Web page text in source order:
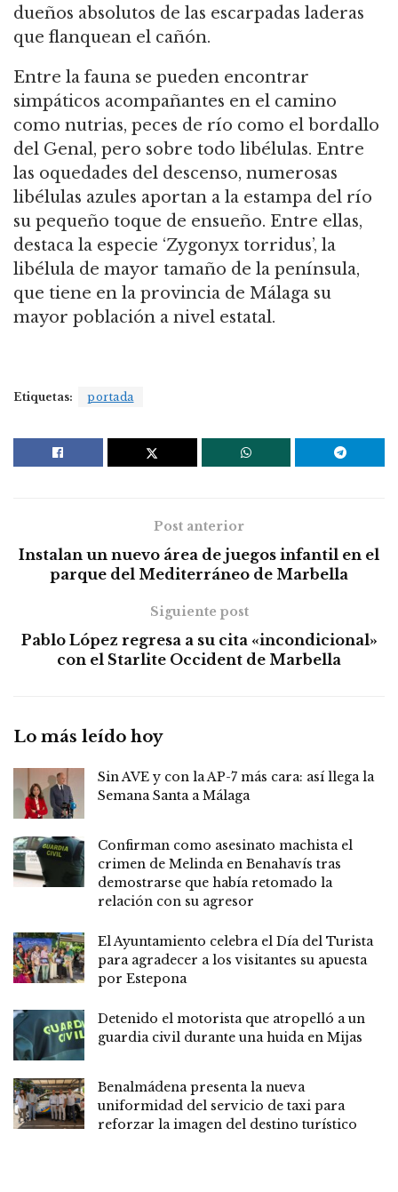
dueños absolutos de las escarpadas laderas
que flanquean el cañón.
Entre la fauna se pueden encontrar
simpáticos acompañantes en el camino
como nutrias, peces de río como el bordallo
del Genal, pero sobre todo libélulas. Entre
las oquedades del descenso, numerosas
libélulas azules aportan a la estampa del río
su pequeño toque de ensueño. Entre ellas,
destaca la especie ‘Zygonyx torridus’, la
libélula de mayor tamaño de la península,
que tiene en la provincia de Málaga su
mayor población a nivel estatal.
Etiquetas: portada
Post anterior
Instalan un nuevo área de juegos infantil en el
parque del Mediterráneo de Marbella
Siguiente post
Pablo López regresa a su cita «incondicional»
con el Starlite Occident de Marbella
Lo más leído hoy
Sin AVE y con la AP-7 más cara: así llega la
Semana Santa a Málaga
Confirman como asesinato machista el
crimen de Melinda en Benahavís tras
demostrarse que había retomado la
relación con su agresor
El Ayuntamiento celebra el Día del Turista
para agradecer a los visitantes su apuesta
por Estepona
Detenido el motorista que atropelló a un
guardia civil durante una huida en Mijas
Benalmádena presenta la nueva
uniformidad del servicio de taxi para
reforzar la imagen del destino turístico